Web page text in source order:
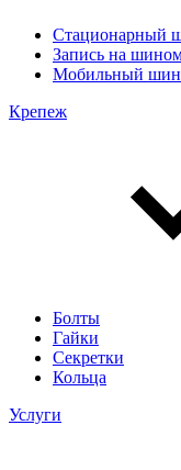
Стационарный
Запись на
Мобильный
Крепеж
Болты
Гайки
Секретки
Кольца
Услуги